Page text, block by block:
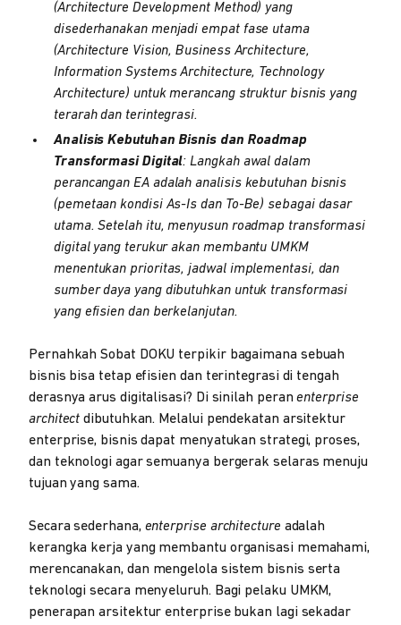
(Architecture Development Method) yang
disederhanakan menjadi empat fase utama
(Architecture Vision, Business Architecture,
Information Systems Architecture, Technology
Architecture) untuk merancang struktur bisnis yang
terarah dan terintegrasi.
Analisis Kebutuhan Bisnis dan Roadmap
Transformasi Digital: Langkah awal dalam
perancangan EA adalah analisis kebutuhan bisnis
(pemetaan kondisi As-Is dan To-Be) sebagai dasar
utama. Setelah itu, menyusun roadmap transformasi
digital yang terukur akan membantu UMKM
menentukan prioritas, jadwal implementasi, dan
sumber daya yang dibutuhkan untuk transformasi
yang efisien dan berkelanjutan.
Pernahkah Sobat DOKU terpikir bagaimana sebuah
bisnis bisa tetap efisien dan terintegrasi di tengah
derasnya arus digitalisasi? Di sinilah peranenterprise
architect dibutuhkan. Melalui pendekatan arsitektur
enterprise, bisnis dapat menyatukan strategi, proses,
dan teknologi agar semuanya bergerak selaras menuju
tujuan yang sama.
Secara sederhana, enterprise architecture adalah
kerangka kerja yang membantu organisasi memahami,
merencanakan, dan mengelola sistem bisnis serta
teknologi secara menyeluruh. Bagi pelaku UMKM,
penerapan arsitektur enterprise bukan lagi sekadar